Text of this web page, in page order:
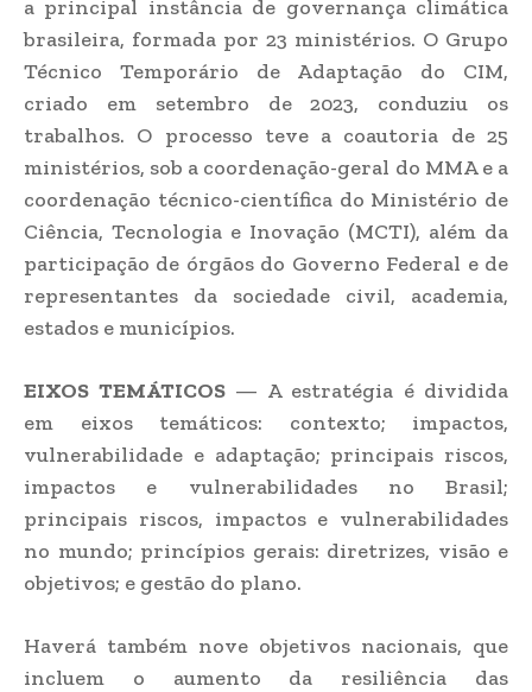
a principal instância de governança climática
brasileira, formada por 23 ministérios. O Grupo
Técnico Temporário de Adaptação do CIM,
criado em setembro de 2023, conduziu os
trabalhos. O processo teve a coautoria de 25
ministérios, sob a coordenação-geral do MMA e a
coordenação técnico-científica do Ministério de
Ciência, Tecnologia e Inovação (MCTI), além da
participação de órgãos do Governo Federal e de
representantes da sociedade civil, academia,
estados e municípios.
EIXOS TEMÁTICOS— A estratégia é dividida
em eixos temáticos: contexto; impactos,
vulnerabilidade e adaptação; principais riscos,
impactos e vulnerabilidades no Brasil;
principais riscos, impactos e vulnerabilidades
no mundo; princípios gerais: diretrizes, visão e
objetivos; e gestão do plano.
Haverá também nove objetivos nacionais, que
incluem o aumento da resiliência das